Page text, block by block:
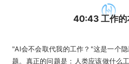
40:43 工作的
"AI会不会取代我的工作？"这是一个
题。真正的问题是：人类应该做什么